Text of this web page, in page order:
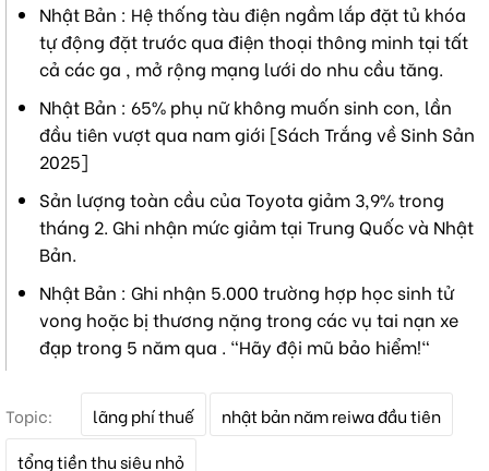
Nhật Bản : Hệ thống tàu điện ngầm lắp đặt tủ khóa
tự động đặt trước qua điện thoại thông minh tại tất
cả các ga , mở rộng mạng lưới do nhu cầu tăng.
Nhật Bản : 65% phụ nữ không muốn sinh con, lần
đầu tiên vượt qua nam giới [Sách Trắng về Sinh Sản
2025]
Sản lượng toàn cầu của Toyota giảm 3,9% trong
tháng 2. Ghi nhận mức giảm tại Trung Quốc và Nhật
Bản.
Nhật Bản : Ghi nhận 5.000 trường hợp học sinh tử
vong hoặc bị thương nặng trong các vụ tai nạn xe
đạp trong 5 năm qua . "Hãy đội mũ bảo hiểm!"
Topic: lãng phí thuế
nhật bản năm reiwa đầu tiên
tổng tiền thu siêu nhỏ